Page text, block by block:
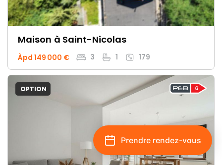
Maison à Saint-Nicolas
Àpd 149 000 € 3 1 179
OPTION
Prendre rendez-vous